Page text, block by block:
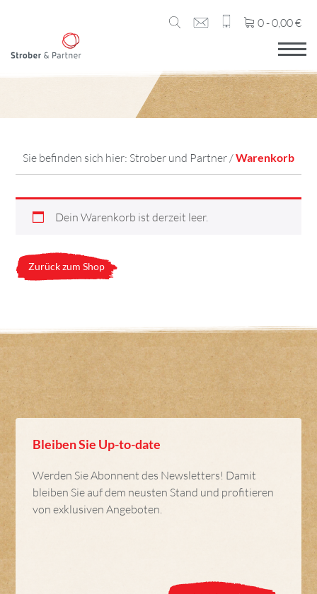
0 -0,00€
Sie befinden sich hier: Strober und Partner/Warenkorb
Dein Warenkorb ist derzeit leer.
Zurück zum Shop
Bleiben Sie Up-to-date
Werden Sie Abonnent des Newsletters! Damit
bleiben Sie auf dem neusten Stand und profitieren
von exklusiven Angeboten.